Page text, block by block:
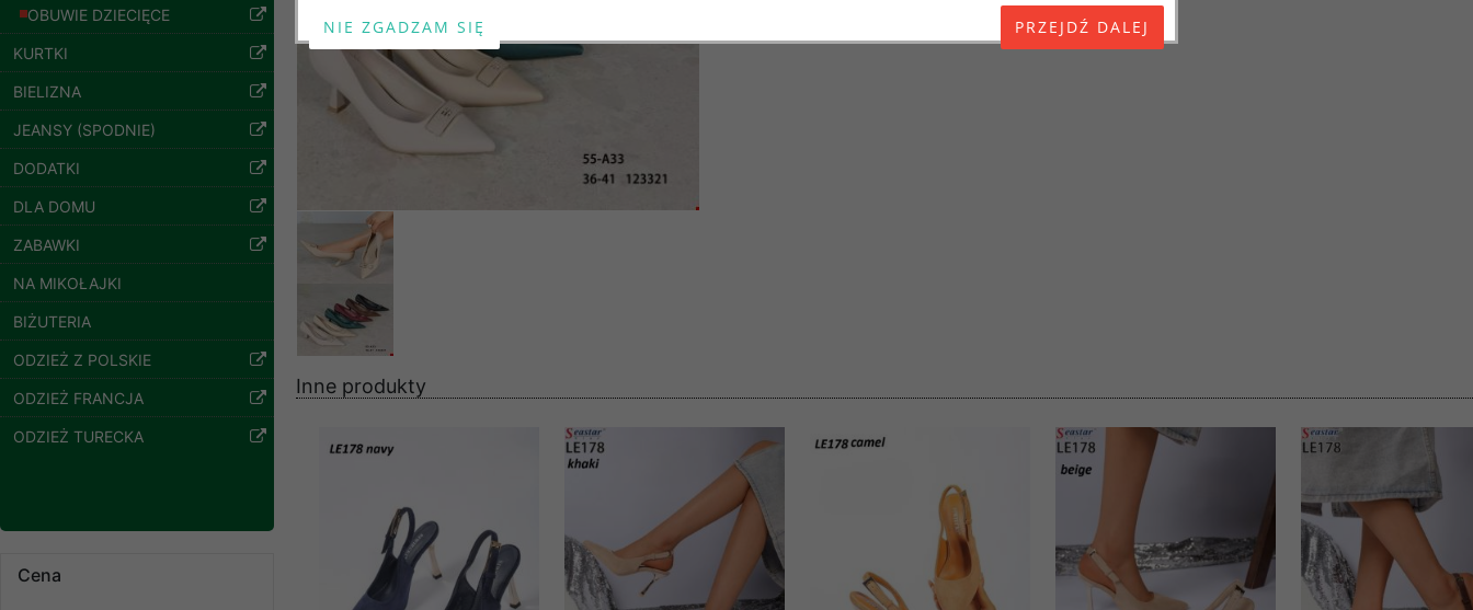
OBUWIE DZIECIĘCE
KURTKI
BIELIZNA
JEANSY (SPODNIE)
DODATKI
DLA DOMU
ZABAWKI
NA MIKOŁAJKI
BIŻUTERIA
ODZIEŻ Z POLSKIE
ODZIEŻ FRANCJA
ODZIEŻ TURECKA
Cena
Spodnie damskie
jeansy Roz 25-30, 1
Kolor Paczka 10 szt
szczegóły
Inne produkty
Od 25 maja 2018 roku obowiązuje Rozporządzenie Parlamentu Europejskiego i Rady (UE) 2016/679 z dnia 27
kwietnia 2016 r. w sprawie ochrony osób fizycznych w związku z przetwarzaniem danych osobowych i w sprawie
swobodnego przepływu takich danych oraz uchylenia dyrektywy 95/46/WE (określane jako "RODO", "ORODO",
"GDPR" lub "Ogólne Rozporządzenie o Ochronie Danych"). W związku z tym chcielibyśmy poinformować Cię o
przetwarzaniu Twoich danych oraz zasadach, na jakich odbywa się to po dniu 25 maja 2018 roku. Poniżej
znajdziesz podstawowe informacje na ten temat.
Jeżeli klikniesz przycisk „Przejdź dalej” lub zamkniesz to okno, to wyrazisz zgodę na przetwarzanie przez OMEZ
GROUP Sp. z o.o.
Wyrażenie zgody jest dobrowolne. Zgodę możesz w każdym momencie wycofać . Pamiętaj, że wycofanie zgody nie
wpływa na zgodność z prawem przetwarzania dokonanego wcześniej.
Dodatkowe informacje, w tym o przysługujących uprawnieniach (prawo dostępu, sprostowania oraz usunięcia
Twoich danych, ograniczenia ich przetwarzania, prawo do ich przenoszenia, niepodlegania zautomatyzowanemu
podejmowaniu decyzji, w tym profilowaniu, a także prawo wyrażenia sprzeciwu wobec przetwarzania Twoich
danych osobowych) znajdziesz w Polityce prywatności.
---------------------------------------------------
Polityka prywatności sklepu
Zapewniamy naszym Klientom pełne poszanowanie ich prywatności oraz ochronę ich danych osobowych.